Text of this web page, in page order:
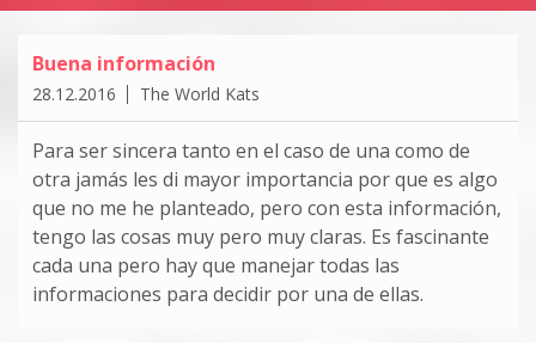
Buena información
28.12.2016 The World Kats
Para ser sincera tanto en el caso de una como de
otra jamás les di mayor importancia por que es algo
que no me he planteado, pero con esta información,
tengo las cosas muy pero muy claras. Es fascinante
cada una pero hay que manejar todas las
informaciones para decidir por una de ellas.